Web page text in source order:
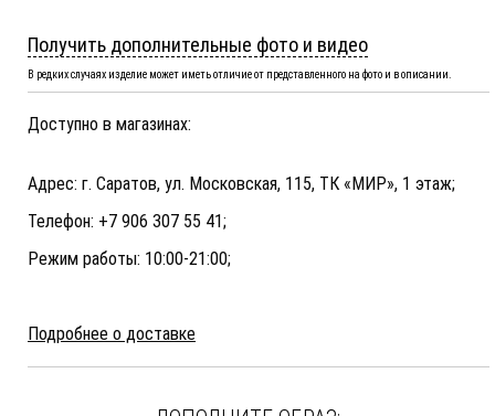
Получить дополнительные фото и видео
В редких случаях изделие может иметь отличие от представленного на фото и в описании.
Доступно в магазинах:
Адрес: г. Саратов, ул. Московская, 115, ТК «МИР», 1 этаж;
Телефон: +7 906 307 55 41;
Режим работы: 10:00-21:00;
Подробнее о доставке